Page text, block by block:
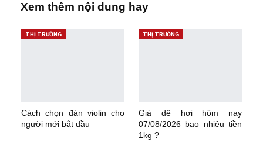
Xem thêm nội dung hay
THỊ TRƯỜNG
Cách chọn đàn violin cho
người mới bắt đầu
THỊ TRƯỜNG
Giá dê hơi hôm nay
07/08/2026 bao nhiêu tiền
1kg ?